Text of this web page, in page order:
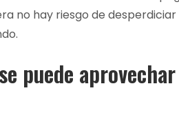
no hay riesgo de
puede